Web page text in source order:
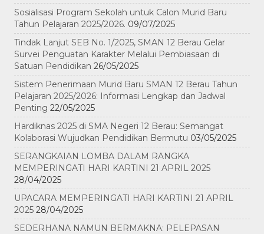
Sosialisasi Program Sekolah untuk Calon Murid Baru
Tahun Pelajaran 2025/2026. 09/07/2025
Tindak Lanjut SEB No. 1/2025, SMAN 12 Berau Gelar
Survei Penguatan Karakter Melalui Pembiasaan di
Satuan Pendidikan 26/05/2025
Sistem Penerimaan Murid Baru SMAN 12 Berau Tahun
Pelajaran 2025/2026: Informasi Lengkap dan Jadwal
Penting 22/05/2025
Hardiknas 2025 di SMA Negeri 12 Berau: Semangat
Kolaborasi Wujudkan Pendidikan Bermutu 03/05/2025
SERANGKAIAN LOMBA DALAM RANGKA
MEMPERINGATI HARI KARTINI 21 APRIL 2025
28/04/2025
UPACARA MEMPERINGATI HARI KARTINI 21 APRIL
2025 28/04/2025
SEDERHANA NAMUN BERMAKNA: PELEPASAN